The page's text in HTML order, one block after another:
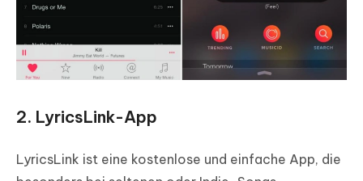
2. LyricsLink-App
LyricsLink ist eine kostenlose und einfache App, die